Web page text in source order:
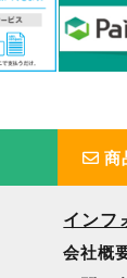
商
インフ
会社概